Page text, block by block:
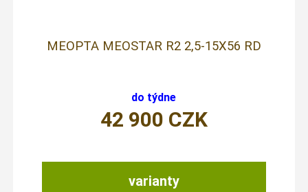
MEOPTA MEOSTAR R2 2,5-15X56 RD
do týdne
varianty
42 900 CZK